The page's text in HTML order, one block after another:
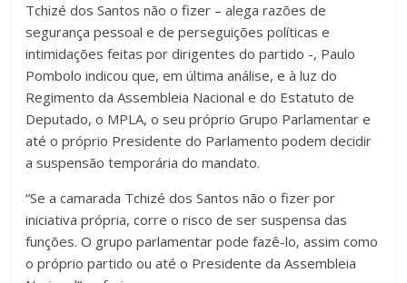
Tchizé dos Santos não o fizer – alega razões de
segurança pessoal e de perseguições políticas e
intimidações feitas por dirigentes do partido -, Paulo
Pombolo indicou que, em última análise, e à luz do
Regimento da Assembleia Nacional e do Estatuto de
Deputado, o MPLA, o seu próprio Grupo Parlamentar e
até o próprio Presidente do Parlamento podem decidir
a suspensão temporária do mandato.
“Se a camarada Tchizé dos Santos não o fizer por
iniciativa própria, corre o risco de ser suspensa das
funções. O grupo parlamentar pode fazê-lo, assim como
o próprio partido ou até o Presidente da Assembleia